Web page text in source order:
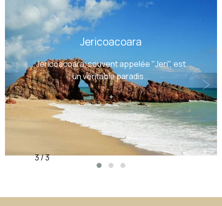
Jericoacoara
Jericoacoara, souvent appelée "Jeri", est
un véritable paradis...
+
3 / 3